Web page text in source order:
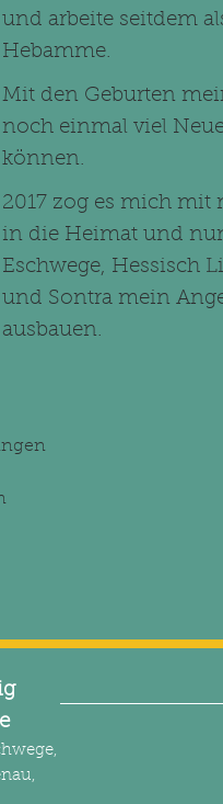
und arbeite seitdem
Hebamme.
Mit den Geburten
noch einmal viel
können.
2017 zog es mich mit
in die Heimat und
Eschwege, Hessisch
und Sontra mein
ausbauen.